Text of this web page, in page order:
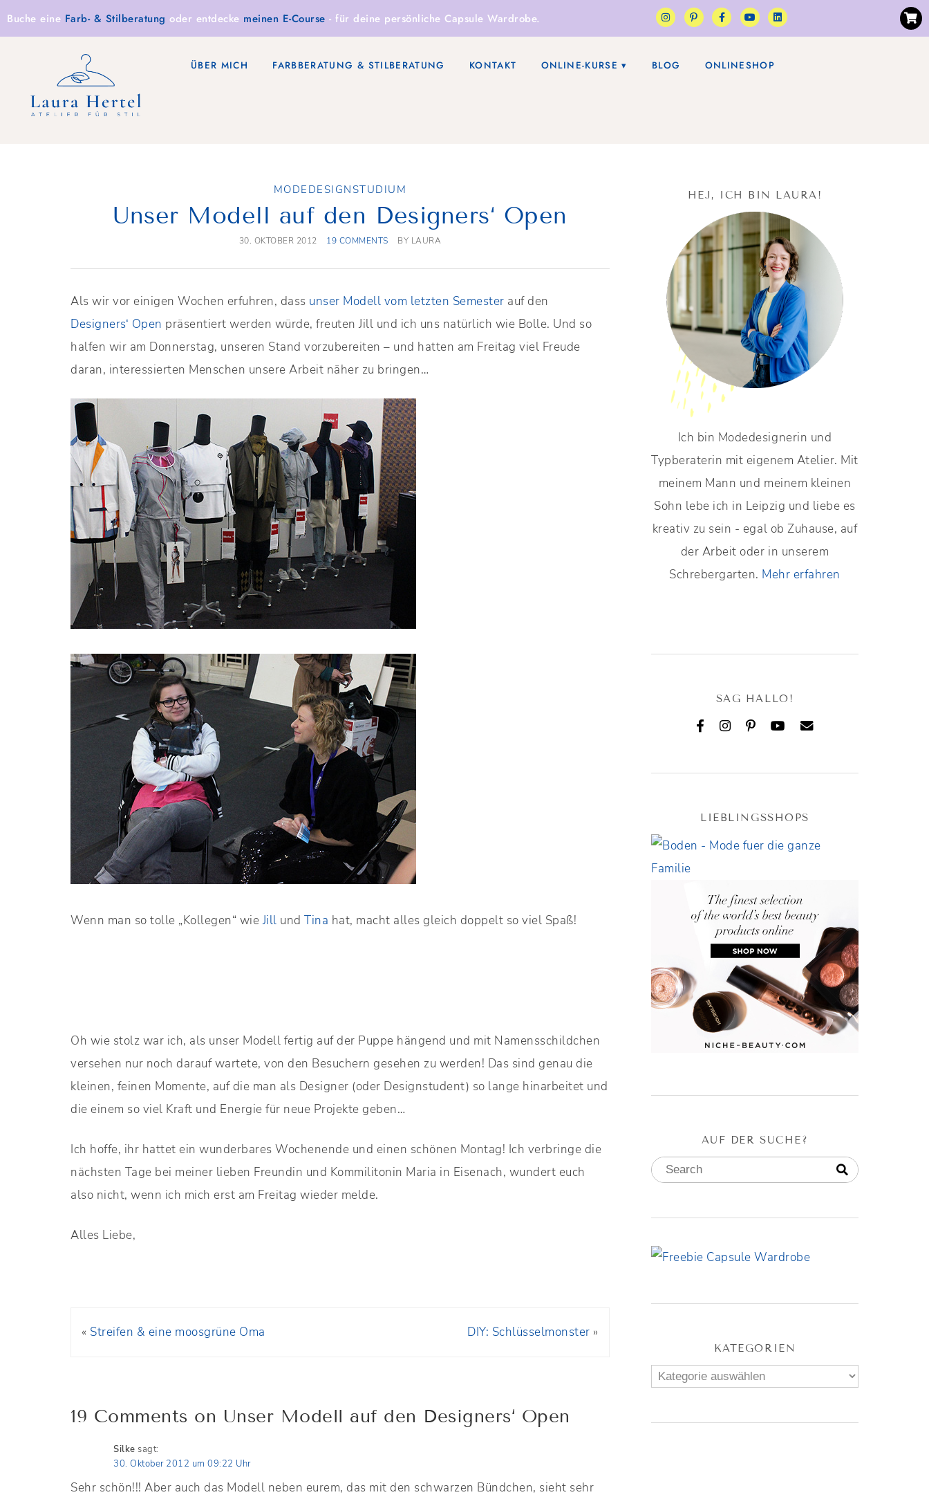
Buche eine Farb- & Stilberatung oder entdecke meinen E-Course - für deine persönliche Capsule Wardrobe.
ÜBER MICH FARBBERATUNG & STILBERATUNG KONTAKT ONLINE-KURSE BLOG ONLINESHOP
MODEDESIGNSTUDIUM
Unser Modell auf den Designers‘ Open
30. OKTOBER 2012 19 COMMENTS BY LAURA
Als wir vor einigen Wochen erfuhren, dass unser Modell vom letzten Semester auf den
Designers‘ Open präsentiert werden würde, freuten Jill und ich uns natürlich wie Bolle. Und so
halfen wir am Donnerstag, unseren Stand vorzubereiten – und hatten am Freitag viel Freude
daran, interessierten Menschen unsere Arbeit näher zu bringen…
Wenn man so tolle „Kollegen“ wieJill undTina hat, macht alles gleich doppelt so viel Spaß!
Oh wie stolz war ich, als unser Modell fertig auf der Puppe hängend und mit Namensschildchen
versehen nur noch darauf wartete, von den Besuchern gesehen zu werden! Das sind genau die
kleinen, feinen Momente, auf die man als Designer (oder Designstudent) so lange hinarbeitet und
die einem so viel Kraft und Energie für neue Projekte geben…
Ich hoffe, ihr hattet ein wunderbares Wochenende und einen schönen Montag! Ich verbringe die
nächsten Tage bei meiner lieben Freundin und Kommilitonin Maria in Eisenach, wundert euch
also nicht, wenn ich mich erst am Freitag wieder melde.
Alles Liebe,
« Streifen & eine moosgrüne Oma DIY: Schlüsselmonster »
19 Comments on Unser Modell auf den Designers‘ Open
Silke sagt:
30. Oktober 2012 um 09:22 Uhr
Sehr schön!!! Aber auch das Modell neben eurem, das mit den schwarzen Bündchen, sieht sehr
HEJ, ICH BIN LAURA!
Ich bin Modedesignerin und
Typberaterin mit eigenem Atelier. Mit
meinem Mann und meinem kleinen
Sohn lebe ich in Leipzig und liebe es
kreativ zu sein - egal ob Zuhause, auf
der Arbeit oder in unserem
Schrebergarten. Mehr erfahren
SAG HALLO!
LIEBLINGSSHOPS
AUF DER SUCHE?
KATEGORIEN